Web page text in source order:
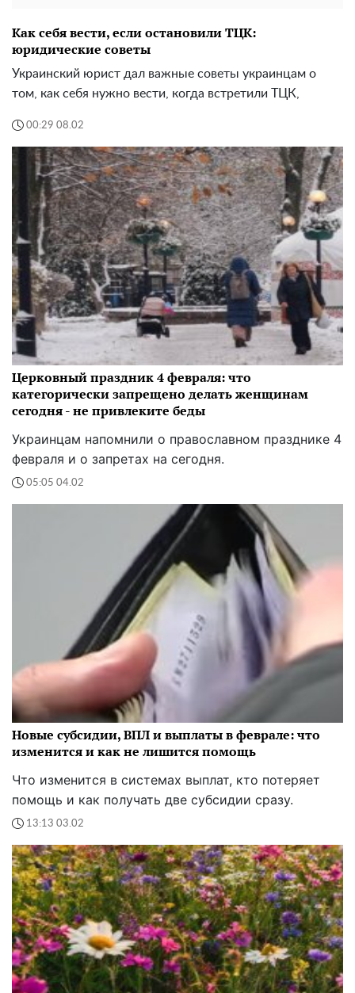
Как себя вести, если остановили ТЦК:
юридические советы
Украинский юрист дал важные советы украинцам о
том, как себя нужно вести, когда встретили ТЦК,
00:29 08.02
Церковный праздник 4 февраля: что
категорически запрещено делать женщинам
сегодня - не привлеките беды
Украинцам напомнили о православном празднике 4
февраля и о запретах на сегодня.
05:05 04.02
Новые субсидии, ВПЛ и выплаты в феврале: что
изменится и как не лишится помощь
Что изменится в системах выплат, кто потеряет
помощь и как получать две субсидии сразу.
13:13 03.02